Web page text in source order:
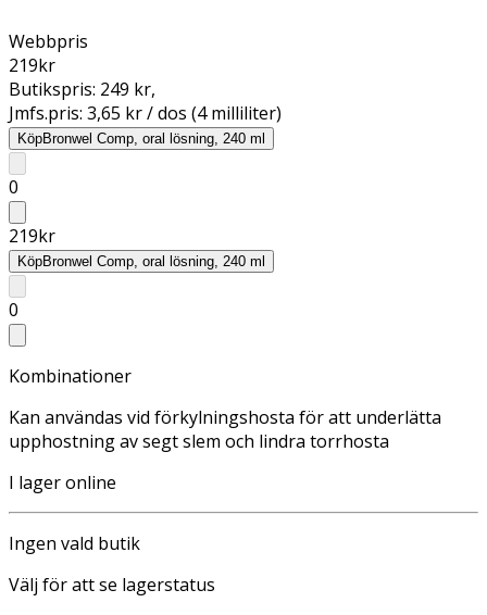
Webbpris
219kr
Butikspris: 249 kr,
Jmfs.pris: 3,65 kr / dos (4 milliliter)
KöpBronwel Comp, oral lösning, 240 ml
0
219kr
KöpBronwel Comp, oral lösning, 240 ml
0
Kombinationer
Kan användas vid förkylningshosta för att underlätta
upphostning av segt slem och lindra torrhosta
I lager online
Ingen vald butik
Välj för att se lagerstatus